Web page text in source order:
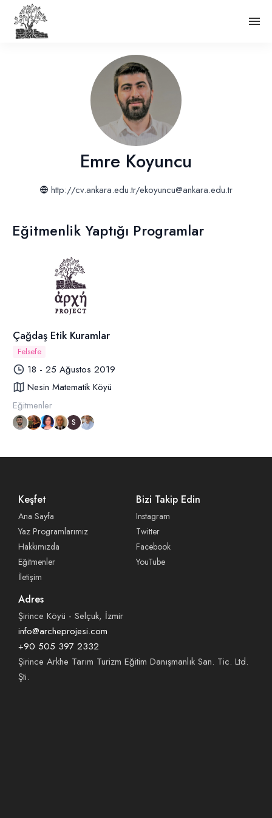
Emre Koyuncu
http://cv.ankara.edu.tr/ekoyuncu@ankara.edu.tr
Eğitmenlik Yaptığı Programlar
Çağdaş Etik Kuramlar
Felsefe
18 - 25 Ağustos 2019
Nesin Matematik Köyü
Eğitmenler
S
Keşfet
Ana Sayfa
Yaz Programlarımız
Hakkımızda
Eğitmenler
İletişim
Bizi Takip Edin
Instagram
Twitter
Facebook
YouTube
Adres
Şirince Köyü - Selçuk, İzmir
info@archeprojesi.com
+90 505 397 2332
Şirince Arkhe Tarım Turizm Eğitim Danışmanlık San. Tic. Ltd.
Şti.